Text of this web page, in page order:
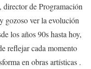
de Programación
gozoso verla evolución
los años 90s hasta hoy,
reflejar cada momento
en obras artísticas .